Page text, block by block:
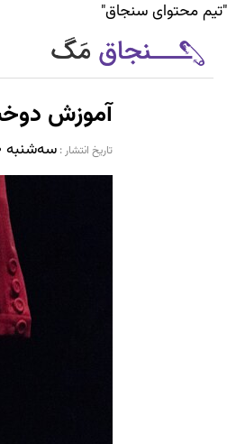
"تیم محتوای سنجاق"
آموزش
تاریخ انتشار :‌ سه‌شنبه ۱۰ فروردین ۱۴۰۰